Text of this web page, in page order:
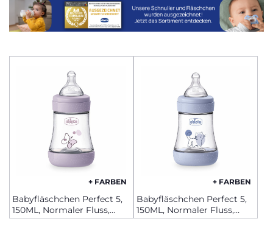
+ FARBEN
Babyfläschchen Perfect 5,
150ML, Normaler Fluss,
Silikon
+ FARBEN
Babyfläschchen Perfect 5,
150ML, Normaler Fluss,
Silikon